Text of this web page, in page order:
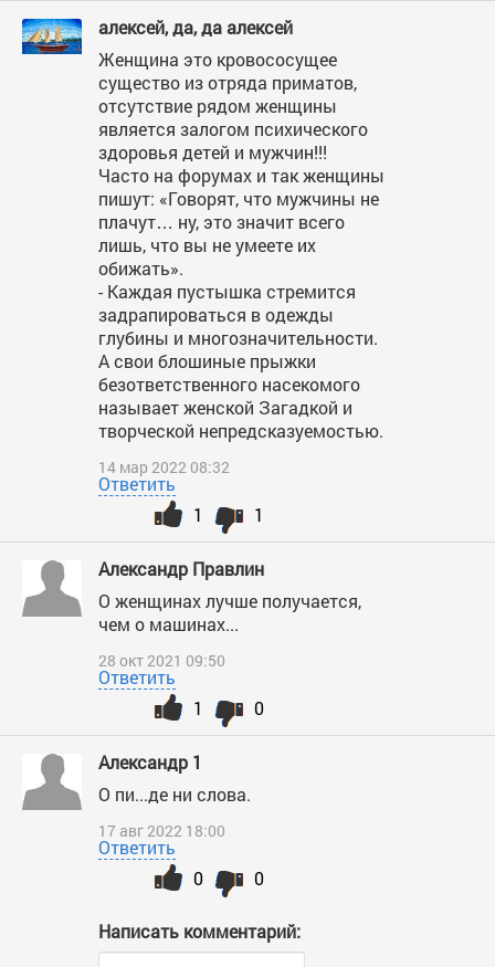
алексей, да, да алексей
Женщина это кровососущее
существо из отряда приматов,
отсутствие рядом женщины
является залогом психического
здоровья детей и мужчин!!!
Часто на форумах и так женщины
пишут: «Говорят, что мужчины не
плачут… ну, это значит всего
лишь, что вы не умеете их
обижать».
- Каждая пустышка стремится
задрапироваться в одежды
глубины и многозначительности.
А свои блошиные прыжки
безответственного насекомого
называет женской Загадкой и
творческой непредсказуемостью.
14 мар 2022 08:32
Ответить
1
1
Александр Правлин
О женщинах лучше получается,
чем о машинах...
28 окт 2021 09:50
Ответить
0
1
Александр 1
О пи...де ни слова.
17 авг 2022 18:00
Ответить
0
0
Написать комментарий: